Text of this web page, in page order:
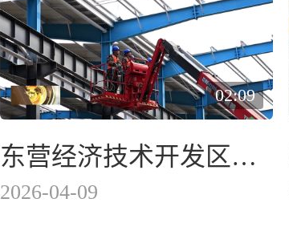
02:09
东营经济技术开发区：精细化服务助企行稳致远
2026-04-09